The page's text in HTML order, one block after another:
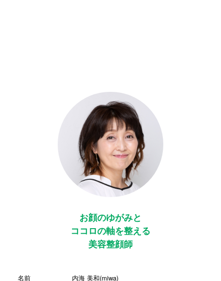
お顔のゆがみと
ココロの軸を整える
美容整顔師
名前 内海 美和(miwa)